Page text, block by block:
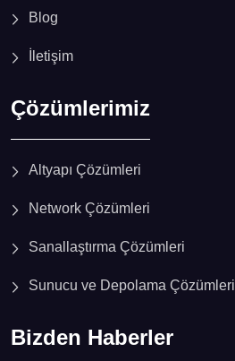
Blog
İletişim
Çözümlerimiz
Altyapı Çözümleri
Network Çözümleri
Sanallaştırma Çözümleri
Sunucu ve Depolama Çözümleri
Bizden Haberler